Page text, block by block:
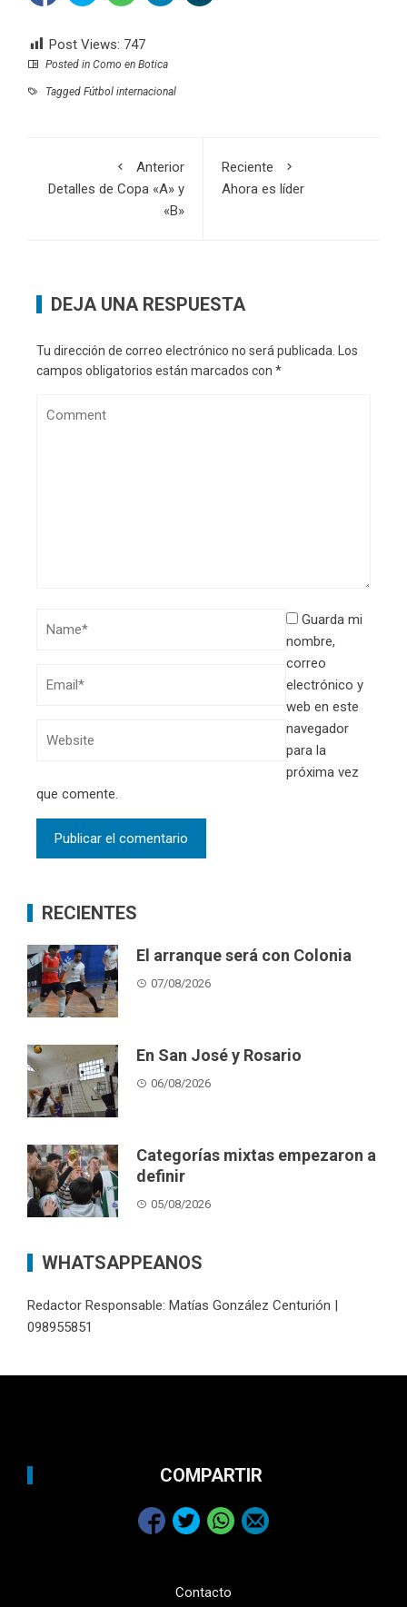
Post Views: 747
Posted in Como en Botica
Tagged Fútbol internacional
Anterior
Detalles de Copa «A» y
«B»
Reciente
Ahora es líder
DEJA UNA RESPUESTA
Tu dirección de correo electrónico no será publicada.
Los
campos obligatorios están marcados con *
Guarda mi
nombre,
correo
electrónico y
web en este
navegador
para la
próxima vez
que comente.
RECIENTES
El arranque será con Colonia
07/08/2026
En San José y Rosario
06/08/2026
Categorías mixtas empezaron a
definir
05/08/2026
WHATSAPPEANOS
Redactor Responsable: Matías González Centurión |
098955851
COMPARTIR
Contacto